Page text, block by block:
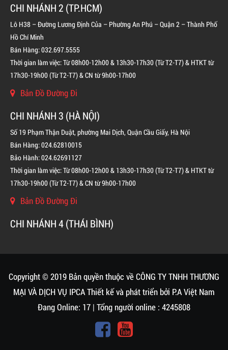
BÌNH CHỮA CHÁY KHÍ FM200 CHO TỦ ĐIỆN
CHI NHÁNH 2 (TP.HCM)
Lô H38 – Đường Lương Định Của – Phường An Phú – Quận 2 – Thành Phố
Hồ Chí Minh
Bán Hàng: 032.697.5555
Thời gian làm việc: Từ 08h00-12h00 & 13h30-17h30 (Từ T2-T7) & HTKT từ
17h30-19h00 (Từ T2-T7) & CN từ 9h00-17h00
Bản Đồ Đường Đi
CHI NHÁNH 3 (HÀ NỘI)
Số 19 Phạm Thận Duật, phường Mai Dịch, Quận Cầu Giấy, Hà Nội
Bán Hàng: 024.62810015
Bảo Hành: 024.62691127
Thời gian làm việc: Từ 08h00-12h00 & 13h30-17h30 (Từ T2-T7) & HTKT từ
17h30-19h00 (Từ T2-T7) & CN từ 9h00-17h00
Bản Đồ Đường Đi
CHI NHÁNH 4 (THÁI BÌNH)
Copyright © 2019 Bản quyền thuộc về CÔNG TY TNHH THƯƠNG
MẠI VÀ DỊCH VỤ IPCAThiết kế và phát triển bởi P.A Việt Nam
Đang Online: 17 | Tổng người online : 4245808